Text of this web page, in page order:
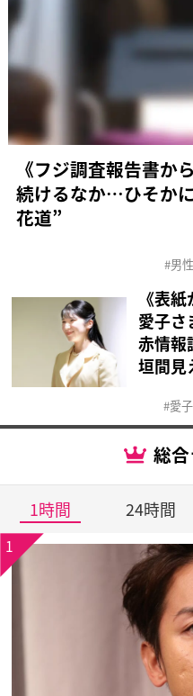
《フジ調査報告書
続けるなか…ひそか
花道”
男
《表
愛子
赤情報
垣間見
愛
総
1時間 24時間
1